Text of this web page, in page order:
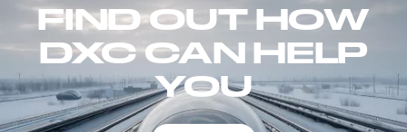
FIND OUT HOW
DXC CAN HELP
YOU